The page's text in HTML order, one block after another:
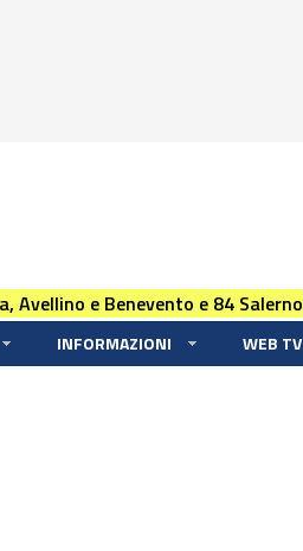
Avellino e Benevento e 84 Salerno
INFORMAZIONI WEB TV